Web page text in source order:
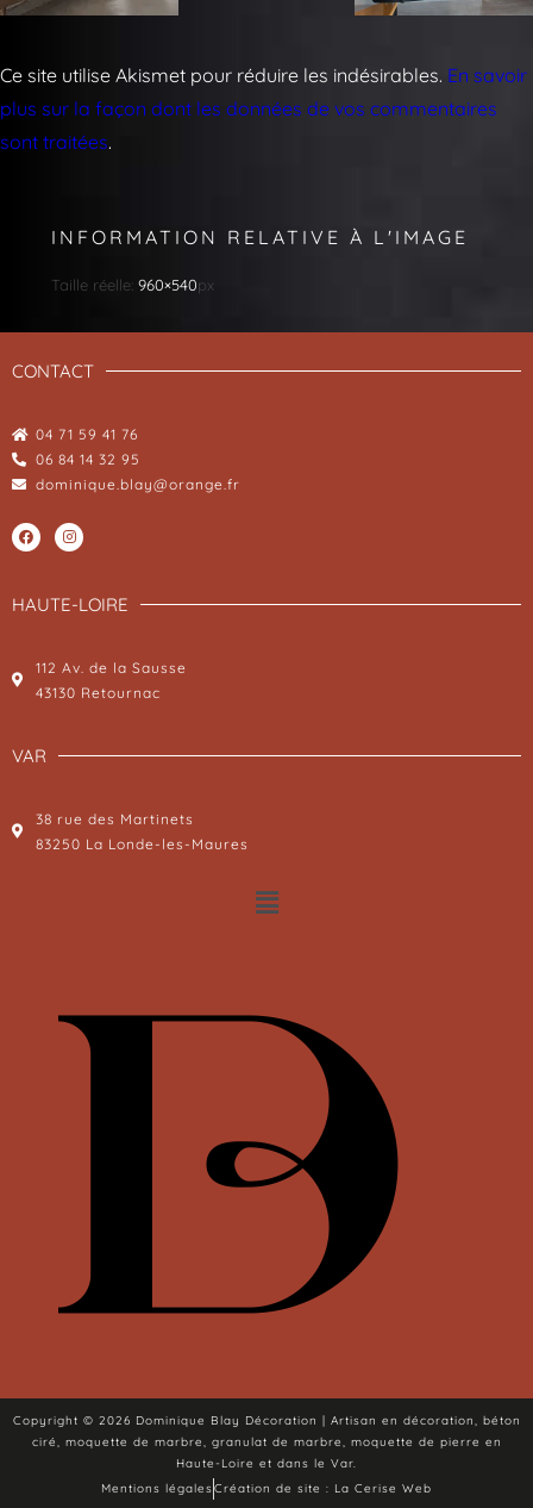
Ce site utilise Akismet pour réduire les indésirables. En savoir
plus sur la façon dont les données de vos commentaires
sont traitées.
INFORMATION RELATIVE À L'IMAGE
Taille réelle: 960×540px
CONTACT
04 71 59 41 76
06 84 14 32 95
dominique.blay@orange.fr
HAUTE-LOIRE
112 Av. de la Sausse
43130 Retournac
VAR
38 rue des Martinets
83250 La Londe-les-Maures
Copyright © 2026 Dominique Blay Décoration | Artisan en décoration, béton
ciré, moquette de marbre, granulat de marbre, moquette de pierre en
Haute-Loire et dans le Var.
Mentions légalesCréation de site : La Cerise Web